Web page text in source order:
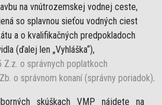
na vnútrozemskej vodnej ceste,
so splavnou sieťou vodných ciest
a o kvalifikačných predpokladoch
(ďalej len „Vyhláška“),
Z.z. o správnych poplatkoch
o správnom konaní (správny poriadok).
skúškach VMP nájdete na